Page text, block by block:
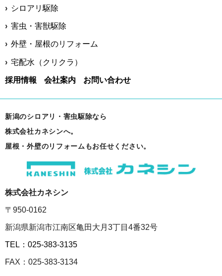
シロアリ駆除
害虫・害獣駆除
外壁・屋根のリフォーム
宅配水（クリクラ）
採用情報 会社案内 お問い合わせ
新潟のシロアリ・害虫駆除なら
株式会社カネシンへ。
屋根・外壁のリフォームもお任せください。
株式会社カネシン
〒950-0162
新潟県新潟市江南区亀田大月3丁目4番32号
TEL：025-383-3135
FAX：025-383-3134